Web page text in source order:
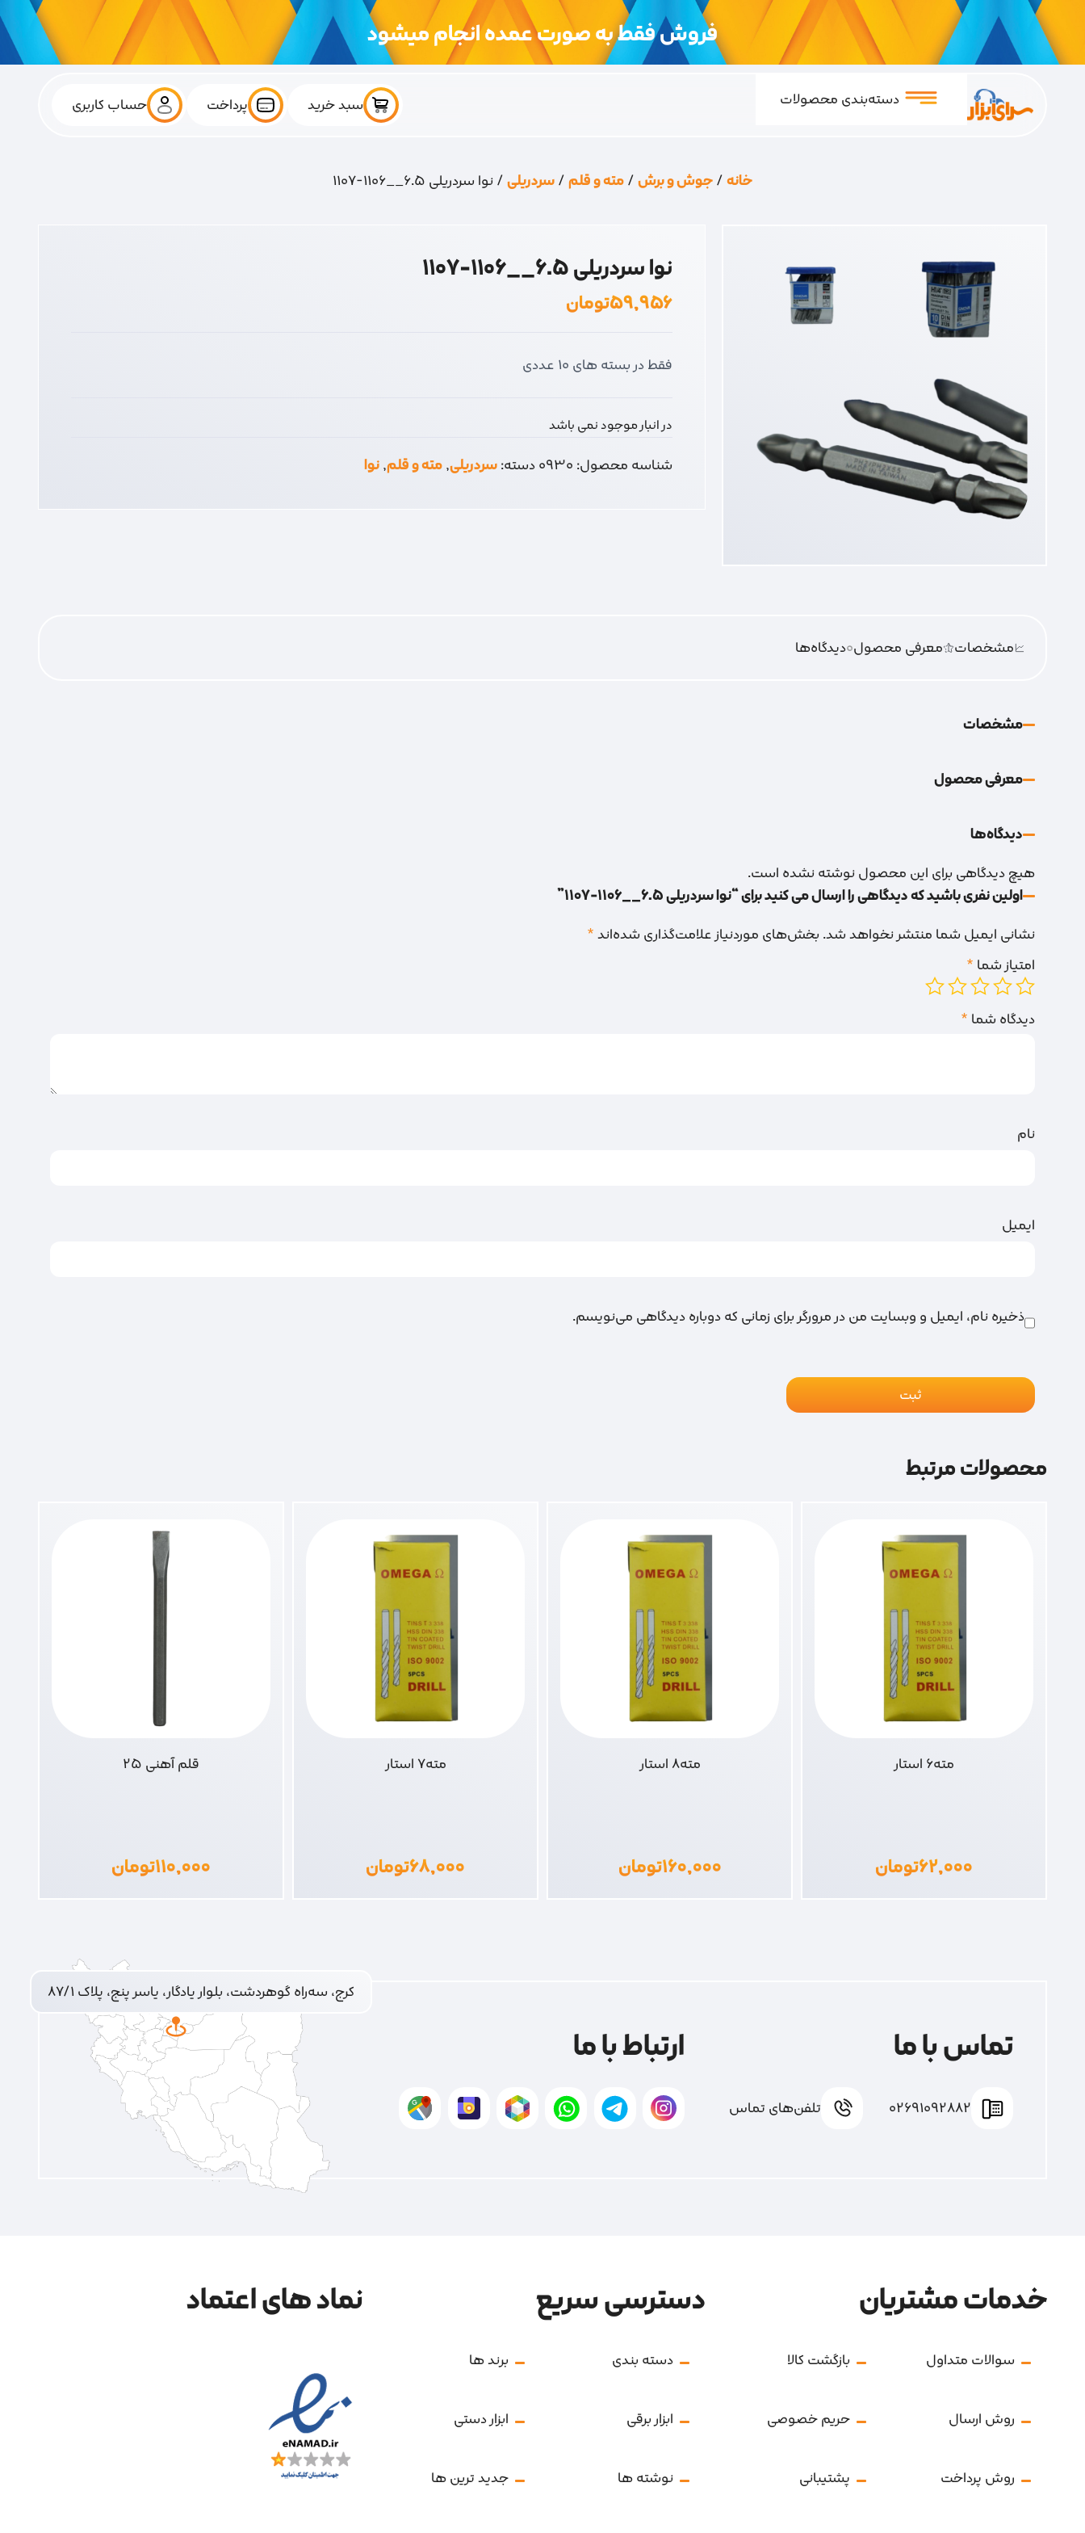
فروش فقط به صورت عمده انجام میشود
دسته‌بندی محصولات سبد خرید پرداخت حساب کاربری
خانه/جوش و برش/مته و قلم/سردریلی/ نوا سردریلی 6.5__1106-1107
نوا سردریلی 6.5__1106-1107
۵۹,۹۵۶تومان
فقط در بسته های 10 عددی
در انبار موجود نمی باشد
شناسه محصول: 0930دسته:سردریلی,مته و قلم,نوا
مشخصات معرفی محصول0دیدگاه‌‌ها
مشخصات
معرفی محصول
دیدگاه‌‌ها
هیچ دیدگاهی برای این محصول نوشته نشده است.
اولین نفری باشید که دیدگاهی را ارسال می کنید برای “نوا سردریلی 6.5__1106-1107”
نشانی ایمیل شما منتشر نخواهد شد. بخش‌های موردنیاز علامت‌گذاری شده‌اند*
امتیاز شما *
دیدگاه شما *
نام
ایمیل
ذخیره نام، ایمیل و وبسایت من در مرورگر برای زمانی که دوباره دیدگاهی می‌نویسم.
محصولات مرتبط
مته6 استار
۶۲,۰۰۰تومان
مته8 استار
۱۶۰,۰۰۰تومان
مته7 استار
۶۸,۰۰۰تومان
قلم آهنی 25
۱۱۰,۰۰۰تومان
تماس با ما
02691092882 تلفن‌های تماس
ارتباط با ما
کرج، سه‌راه گوهردشت، بلوار یادگار، یاسر پنج، پلاک ۸۷/۱
خدمات مشتریان
سوالات متداول بازگشت کالا
روش ارسال حریم خصوصی
روش پرداخت پشتیبانی
دسترسی سریع
دسته بندی برند ها
ابزار برقی ابزار دستی
نوشته ها جدید ترین ها
نماد های اعتماد